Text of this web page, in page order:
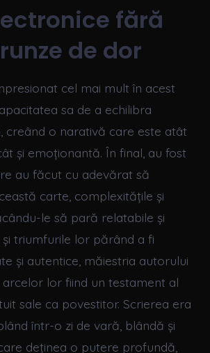
fără
de dor
cel mai mult în acest
sa de a echilibra
creând o narativă care este atât
și emoționantă. În final, au fost
au făcut cu adevărat să
carte, complexitățile și
le să pară relatabile și
triumfurile lor părând a fi
și autentice, măiestria autorului
lor fiind un testament al
sale ca povestitor. Scrierea era
într-o zi de vară, blândă și
deținea o putere profundă,